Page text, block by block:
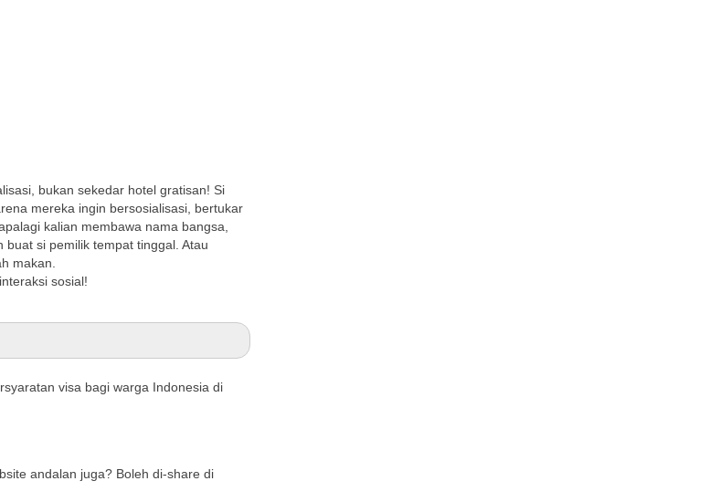
bukan sekedar hotel gratisan! Si
mereka ingin bersosialisasi, bertukar
kalian membawa nama bangsa,
si pemilik tempat tinggal. Atau
makan.
sosial!
visa bagi warga Indonesia di
andalan juga? Boleh di-share di